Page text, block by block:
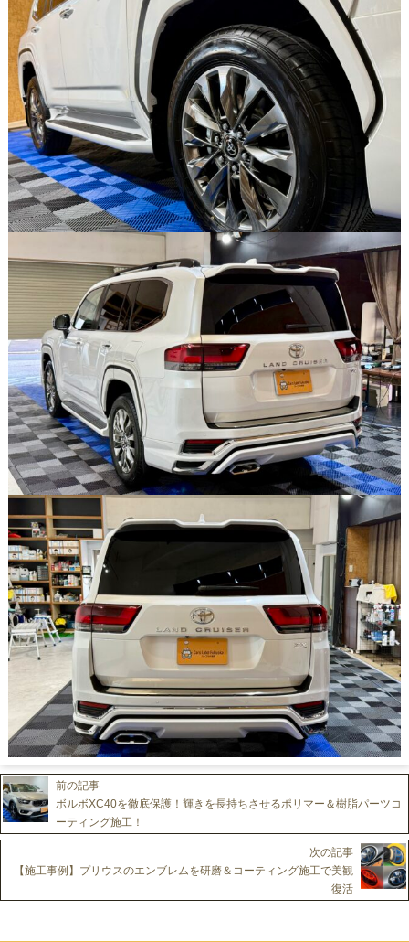
前の記事
ボルボXC40を徹底保護！輝きを長持ちさせるポリマー＆樹脂パーツコ
ーティング施工！
次の記事
【施工事例】プリウスのエンブレムを研磨＆コーティング施工で美観
復活